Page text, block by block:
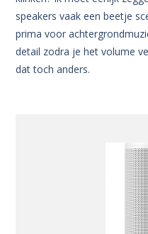
speakers vaak een beetje
prima voor
detail zodra je het volume
dat toch anders.